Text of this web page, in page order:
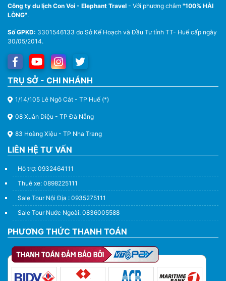
Thuê Xe Du Lịch Tại Huế – Từ 4 Chỗ Đến 45 Chỗ
Công ty du lịch Con Voi - Elephant Travel - Với phương châm "100% HÀI
LÒNG".
Số GPKD: 3301546133 do Sở Kế Hoạch và Đầu Tư tỉnh TT- Huế cấp ngày
30/05/2014.
TRỤ SỞ - CHI NHÁNH
1/14/105 Lê Ngô Cát - TP Huế (*)
08 Xuân Diệu - TP Đà Nẵng
83 Hoàng Xiệu - TP Nha Trang
LIÊN HỆ TƯ VẤN
Hỗ trợ: 0932464111
Thuê xe: 0898225111
Sale Tour Nội Địa : 0935275111
Sale Tour Nước Ngoài: 0836005588
PHƯƠNG THỨC THANH TOÁN